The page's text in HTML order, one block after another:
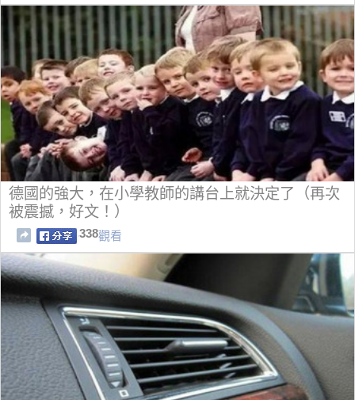
德國的強大，在小學教師的講台上就決定了（再次
被震撼，好文！）
338觀看